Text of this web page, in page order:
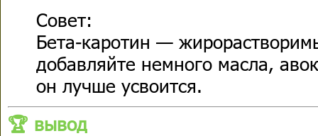
Совет:
Бета-каротин —
добавляйте немного масла,
он лучше усвоится.
🏆 вывод